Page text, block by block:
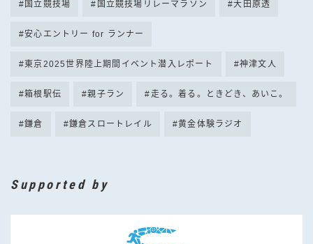
国立競技場 国立競技場リレーマラソン 大田原透
安心エントリー for ランナー
東京2025世界陸上期間イベント潜入レポート 神津文人
箱根駅伝 親子ラン 走る。着る。ときどき、あいこ。
鎌倉 鎌倉スロートレイル 黄金体験ラジオ
Supported by